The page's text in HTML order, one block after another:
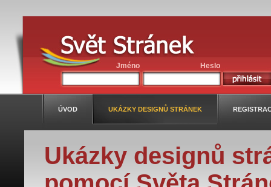
Jméno Heslo
ÚVOD UKÁZKY DESIGNŮ STRÁNEK
Ukázky designů